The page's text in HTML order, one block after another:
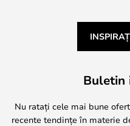
Buletin
Nu ratați cele mai bune
recente tendințe în materie